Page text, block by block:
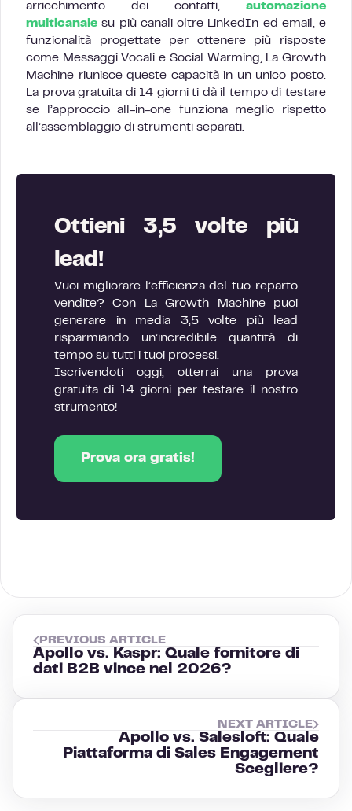
arricchimento dei contatti, automazione
multicanale su più canali oltre LinkedIn ed email, e
funzionalità progettate per ottenere più risposte
come Messaggi Vocali e Social Warming, La Growth
Machine riunisce queste capacità in un unico posto.
La prova gratuita di 14 giorni ti dà il tempo di testare
se l’approccio all-in-one funziona meglio rispetto
all’assemblaggio di strumenti separati.
Ottieni 3,5 volte più
lead!
Vuoi migliorare l’efficienza del tuo reparto
vendite? Con La Growth Machine puoi
generare in media 3,5 volte più lead
risparmiando un’incredibile quantità di
tempo su tutti i tuoi processi.
Iscrivendoti oggi, otterrai una prova
gratuita di 14 giorni per testare il nostro
strumento!
Prova ora gratis!
PREVIOUS ARTICLE
Apollo vs. Kaspr: Quale fornitore di
dati B2B vince nel 2026?
NEXT ARTICLE
Apollo vs. Salesloft: Quale
Piattaforma di Sales Engagement
Scegliere?